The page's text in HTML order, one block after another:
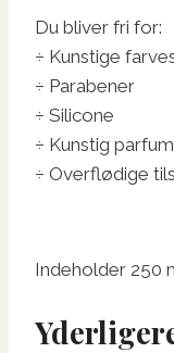
Du bliver fri for:
÷ Kunstige
÷ Parabener
÷ Silicone
÷ Kunstig
÷ Overflødige
Indeholder 250